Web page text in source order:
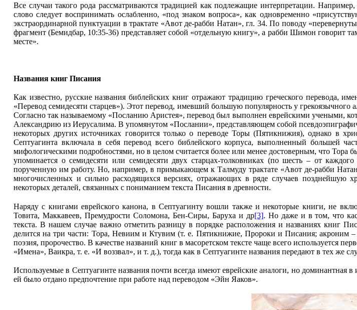
Все случаи такого рода рассматриваются традицией как подлежащие интерпретации.
слово следует воспринимать ослабленно, «под знаком вопроса», как одновременно
экстраординарной пунктуации в трактате «Авот де-рабби Натан», гл. 34. По поводу
фрагмент (Бемидбар, 10:35-36) представляет собой «отдельную книгу», а рабби Шимон говорит
месте».
Названия книг Писания
Как известно, русские названия библейских книг отражают традицию греческого перевода,
«Перевод семидесяти старцев»). Этот перевод, имевший большую популярность у грекоязычного
Согласно так называемому «Посланию Аристея», перевод был выполнен еврейскими учеными,
Александрию из Иеру­салима. В упомянутом «Послании», представляющем собой
некоторых других источниках говорится только о переводе Торы (Пяти­книжия), однако в
Септуагинта включала в себя перевод всего библейского корпуса, выполненный большей
мифологическими подробностями, но в целом считается более или менее достоверным, что Тора
упоминается о семидесяти или семидесяти двух старцах-толковниках (по шесть – от
порученную им работу. Но, например, в примыкающем к Талмуду трактате «Авот де-рабби
многочисленных и сильно расходящихся версиях, отражающих в ряде случаев позднейшую
некоторых деталей, связанных с пониманием текста Писания в древности.
Наряду с книгами еврейского канона, в Септуагинту вошли также и некоторые книги, не
Товита, Маккавеев, Премудрости Соломона, Бен-Сиры, Баруха и др[3]. Но даже и в том, что
текста. В нашем случае важно отметить разницу в порядке расположения и названиях книг
делится на три части: Тора, Невиим и Ктувим (т. е. Пятикнижие, Пророки и Писания; акроним
поэзия, пророчество. В качестве названий книг в масоретском тексте чаще всего используется
«Имена», Ваикра, т. е. «И воззвал», и т. д.), тогда как в Септуагинте названия передают в тех же
Используемые в Септуагинте названия почти всегда имеют еврейские аналоги, но
ей было отдано предпочтение при работе над переводом «Эйн Яаков».